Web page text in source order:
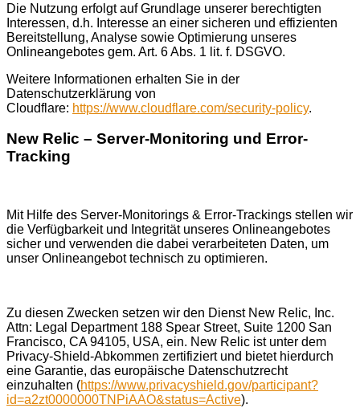
Die Nutzung erfolgt auf Grundlage unserer berechtigten
Interessen, d.h. Interesse an einer sicheren und effizienten
Bereitstellung, Analyse sowie Optimierung unseres
Onlineangebotes gem. Art. 6 Abs. 1 lit. f. DSGVO.
Weitere Informationen erhalten Sie in der
Datenschutzerklärung von
Cloudflare: https://www.cloudflare.com/security-policy.
New Relic – Server-Monitoring und Error-
Tracking
Mit Hilfe des Server-Monitorings & Error-Trackings stellen wir
die Verfügbarkeit und Integrität unseres Onlineangebotes
sicher und verwenden die dabei verarbeiteten Daten, um
unser Onlineangebot technisch zu optimieren.
Zu diesen Zwecken setzen wir den Dienst New Relic, Inc.
Attn: Legal Department 188 Spear Street, Suite 1200 San
Francisco, CA 94105, USA, ein. New Relic ist unter dem
Privacy-Shield-Abkommen zertifiziert und bietet hierdurch
eine Garantie, das europäische Datenschutzrecht
einzuhalten (https://www.privacyshield.gov/participant?
id=a2zt0000000TNPiAAO&status=Active).